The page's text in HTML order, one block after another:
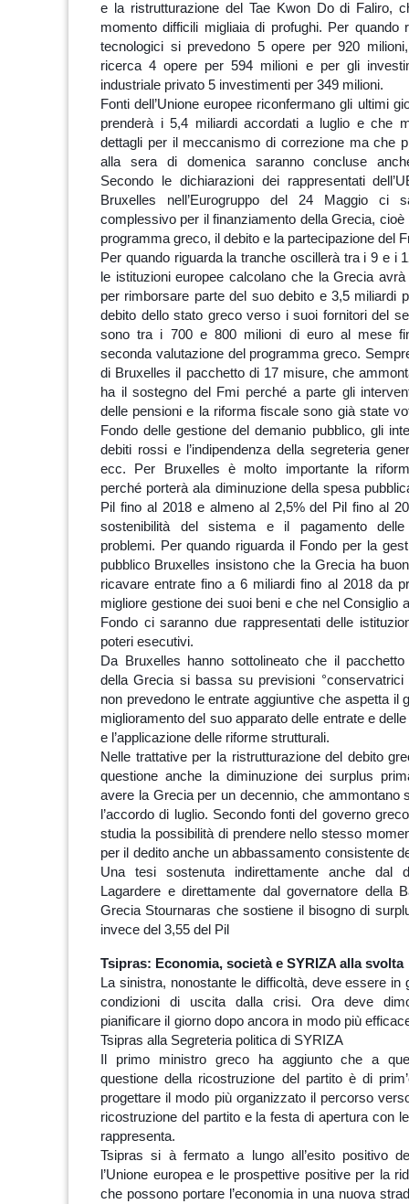
e la ristrutturazione del Tae Kwon Do di Faliro,
momento difficili migliaia di profughi. Per quando
tecnologici si prevedono 5 opere per 920
ricerca 4 opere per 594 milioni e per gli
industriale privato 5 investimenti per 349 milioni.
Fonti dell’Unione europee riconfermano gli ultimi
prenderà i 5,4 miliardi accordati a luglio e che
dettagli per il meccanismo di correzione ma che
alla sera di domenica saranno concluse
Secondo le dichiarazioni dei rappresentati
Bruxelles nell’Eurogruppo del 24 Maggio ci
complessivo per il finanziamento della Grecia, cioè
programma greco, il debito e la partecipazione del
Per quando riguarda la tranche oscillerà tra i 9 e i
le istituzioni europee calcolano che la Grecia
per rimborsare parte del suo debito e 3,5 miliardi
debito dello stato greco verso i suoi fornitori del
sono tra i 700 e 800 milioni di euro al mese
seconda valutazione del programma greco.
di Bruxelles il pacchetto di 17 misure, che
ha il sostegno del Fmi perché a parte gli
delle pensioni e la riforma fiscale sono già state
Fondo delle gestione del demanio pubblico, gli
debiti rossi e l’indipendenza della segreteria
ecc. Per Bruxelles è molto importante la
perché porterà ala diminuzione della spesa
Pil fino al 2018 e almeno al 2,5% del Pil fino al
sostenibilità del sistema e il pagamento
problemi. Per quando riguarda il Fondo per la
pubblico Bruxelles insistono che la Grecia ha
ricavare entrate fino a 6 miliardi fino al 2018 da
migliore gestione dei suoi beni e che nel Consiglio
Fondo ci saranno due rappresentati delle
poteri esecutivi.
Da Bruxelles hanno sottolineato che il pacchetto
della Grecia si bassa su previsioni °conservatrici
non prevedono le entrate aggiuntive che aspetta il
miglioramento del suo apparato delle entrate e
e l’applicazione delle riforme strutturali.
Nelle trattative per la ristrutturazione del debito
questione anche la diminuzione dei surplus
avere la Grecia per un decennio, che ammontano
l’accordo di luglio. Secondo fonti del governo
studia la possibilità di prendere nello stesso
per il dedito anche un abbassamento consistente
Una tesi sostenuta indirettamente anche dal
Lagardere e direttamente dal governatore della
Grecia Stournaras che sostiene il bisogno di
invece del 3,55 del Pil
Tsipras: Economia, società e SYRIZA alla svolta
La sinistra, nonostante le difficoltà, deve essere in
condizioni di uscita dalla crisi. Ora deve
pianificare il giorno dopo ancora in modo più
Tsipras alla Segreteria politica di SYRIZA
Il primo ministro greco ha aggiunto che a
questione della ricostruzione del partito è di
progettare il modo più organizzato il percorso
ricostruzione del partito e la festa di apertura con
rappresenta.
Tsipras si à fermato a lungo all’esito positivo
l’Unione europea e le prospettive positive per la
che possono portare l’economia in una nuova